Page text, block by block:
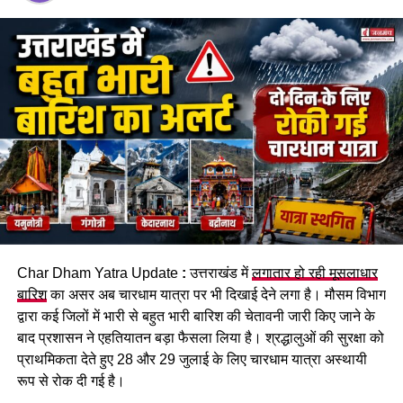
चंडीगढ़ के रहने वाले थे सभी कांवड़िए
एसपी सिटी अभय सिंह के मुताबिक, कांवड़ यात्राको देखते हुए घाटों पर
चेतावनी बोर्ड लगाए गए हैं और SDRF के जवानों की तैनाती भी की गई है।
इसके बावजूद ये कांवड़िए निर्धारित घाट से अलग जाकर नहर में स्नान कर
रहे थे। इसी दौरान चारों गहरे पानी में डूब गए।
सुरक्षित घाटों पर ही स्नान करने की अपील
पुलिस ने शवों को कब्जे में लेकर पोस्टमार्टम की कार्रवाई शुरू कर दी है।
प्रशासन की ओर से श्रद्धालुओं से अपील की जा रही है कि वे निर्धारित और
सुरक्षित घाटों पर ही स्नान करें और चेतावनी वाले स्थानों पर जाने से बचें।
Char Dham Yatra Update : उत्तराखंड मेंलगातार हो रही मूसलाधार
बारिशका असर अब चारधाम यात्रा पर भी दिखाई देने लगा है। मौसम विभाग
द्वारा कई जिलों में भारी से बहुत भारी बारिश की चेतावनी जारी किए जाने के
बाद प्रशासन ने एहतियातन बड़ा फैसला लिया है। श्रद्धालुओं की सुरक्षा को
प्राथमिकता देते हुए 28 और 29 जुलाई के लिए चारधाम यात्रा अस्थायी
रूप से रोक दी गई है।